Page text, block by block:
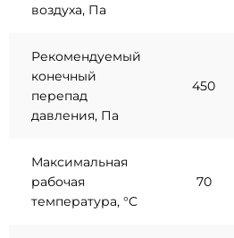
воздуха, Па
Рекомендуемый
конечный
перепад
давления, Па
450
Максимальная
рабочая
температура, °C
70